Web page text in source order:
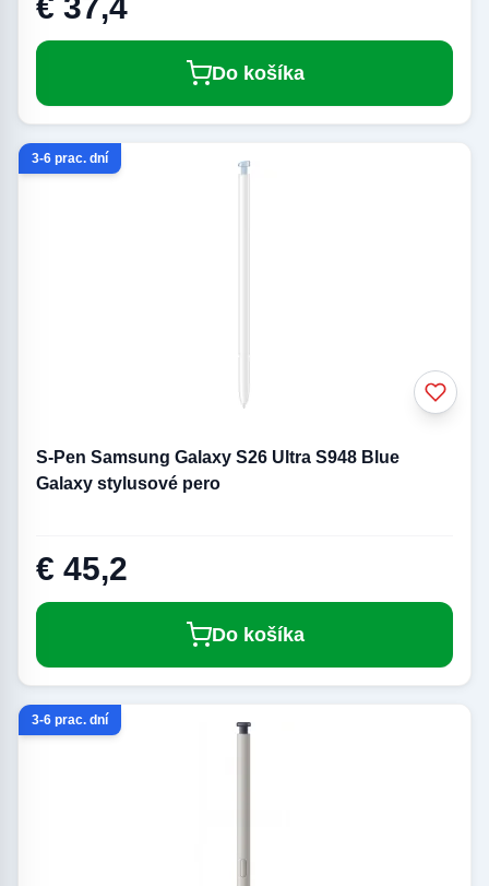
Do košíka
3-6 prac. dní
S-Pen Samsung Galaxy S26 Ultra S948 Blue
Galaxy stylusové pero
€ 45,2
Do košíka
3-6 prac. dní